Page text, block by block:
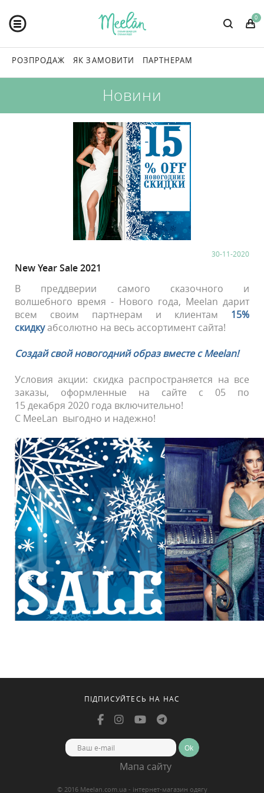
0
РОЗПРОДАЖ ЯК ЗАМОВИТИ ПАРТНЕРАМ
Новини
30-11-2020
New Year Sale 2021
В преддверии самого сказочного и
волшебного время - Нового года, Meelan дарит
всем своим партнерам и клиентам 15%
скидкуабсолютно на весь ассортимент сайта!
Создай свой новогодний образ вместе с Meelan!
Условия акции: скидка распространяется на все
заказы, оформленные на сайте с 05 по
15 декабря 2020 года включительно!
С MeeLan выгодно и надежно!
ПІДПИСУЙТЕСЬ НА НАС
Ok
Мапа сайту
© 2016 Meelan.com.ua - інтернет-магазин одягу